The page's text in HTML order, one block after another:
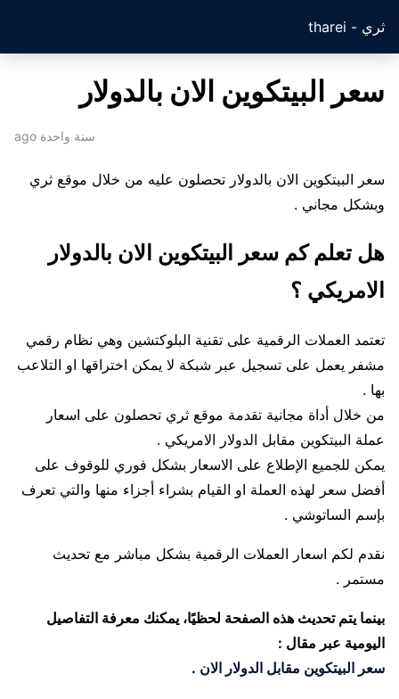
ثري - tharei
سعر البيتكوين الان بالدولار
سنة واحدة ago
سعر البيتكوين الان بالدولار تحصلون عليه من خلال موقع ثري
وبشكل مجاني .
هل تعلم كم سعر البيتكوين الان بالدولار
الامريكي ؟
تعتمد العملات الرقمية على تقنية البلوكتشين وهي نظام رقمي
مشفر يعمل على تسجيل عبر شبكة لا يمكن اختراقها او التلاعب
بها .
من خلال أداة مجانية تقدمة موقع ثري تحصلون على اسعار
عملة البيتكوين مقابل الدولار الامريكي .
يمكن للجميع الإطلاع على الاسعار بشكل فوري للوقوف على
أفضل سعر لهذه العملة او القيام بشراء أجزاء منها والتي تعرف
بإسم الساتوشي .
نقدم لكم اسعار العملات الرقمية بشكل مباشر مع تحديث
مستمر .
بينما يتم تحديث هذه الصفحة لحظيًا، يمكنك معرفة التفاصيل
اليومية عبر مقال :
سعر البيتكوين مقابل الدولار الان .